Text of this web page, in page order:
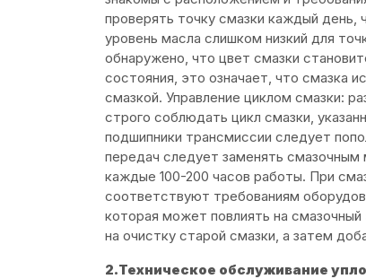
проверять точку смазки каждый день,
уровень масла слишком низкий для
обнаружено, что цвет смазки
состояния, это означает, что смазка
смазкой. Управление циклом смазки:
строго соблюдать цикл смазки,
подшипники трансмиссии следует
передач следует заменять
каждые 100-200 часов работы. При
соответствуют требованиям
которая может повлиять на
на очистку старой смазки, а затем
2.Техническое обслуживание